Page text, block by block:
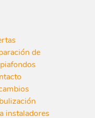
de
instaladores